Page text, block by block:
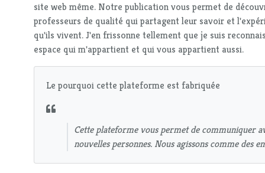
site web même. Notre publication vous permet de
professeurs de qualité qui partagent leur savoir et
qu'ils vivent. J'en frissonne tellement que je suis
espace qui m'appartient et qui vous appartient aussi.
Le pourquoi cette plateforme est fabriquée
Cette plateforme vous permet de communiquer
nouvelles personnes. Nous agissons comme des